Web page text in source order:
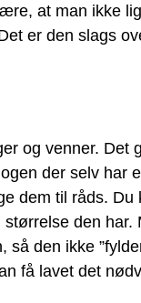
at man ikke
er den slags
og venner. Det
der selv har
dem til råds. Du
den har.
den ikke
få lavet det